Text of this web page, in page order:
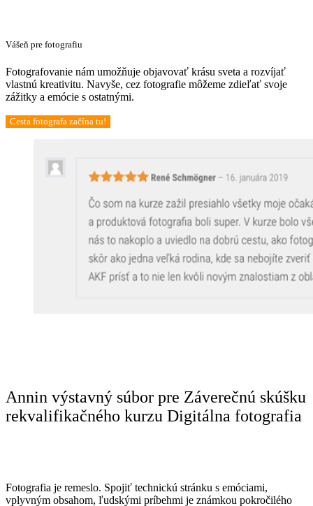
Vášeň pre fotografiu
Fotografovanie nám umožňuje objavovať krásu sveta a rozvíjať
vlastnú kreativitu. Navyše, cez fotografie môžeme zdieľať svoje
zážitky a emócie s ostatnými.
Cesta fotografa začína tu!
Annin výstavný súbor pre Záverečnú skúšku
rekvalifikačného kurzu Digitálna fotografia
Fotografia je remeslo. Spojiť technickú stránku s emóciami,
vplyvným obsahom, ľudskými príbehmi je známkou pokročilého